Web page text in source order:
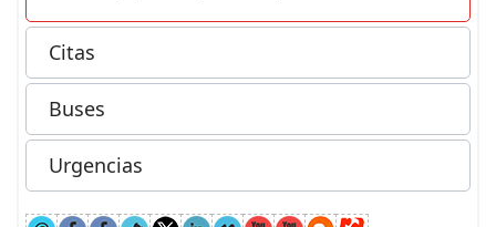
Citas
Buses
Urgencias